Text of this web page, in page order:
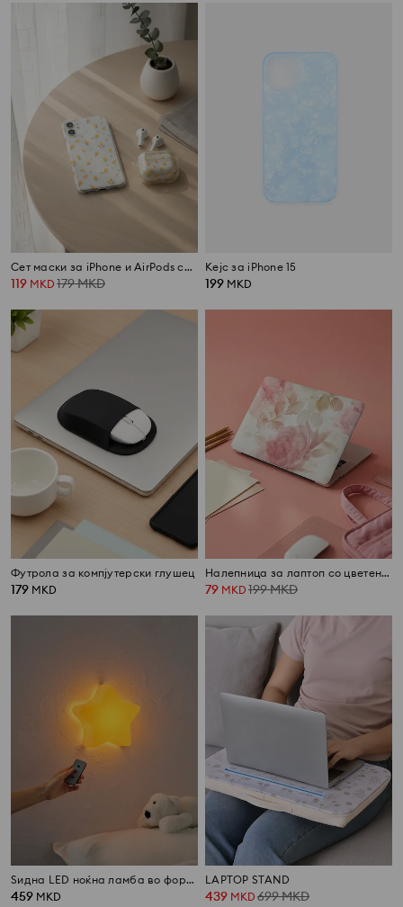
Сет маски за iPhone и AirPods со цветен мотив
119 MKD 179MKD
Кејс за iPhone 15
199 MKD
Футрола за компјутерски глушец
179 MKD
Налепница за лаптоп со цветен мотив
79 MKD 199MKD
Ѕидна LED ноќна ламба во форма на ѕвезда
459 MKD
LAPTOP STAND
439 MKD 699MKD